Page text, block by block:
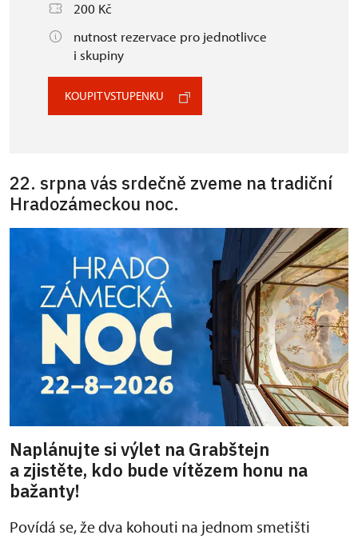
200 Kč
nutnost rezervace pro jednotlivce
i skupiny
KOUPIT VSTUPENKU
22. srpna vás srdečně zveme na tradiční
Hradozámeckou noc.
Naplánujte si výlet na Grabštejn
a zjistěte, kdo bude vítězem honu na
bažanty!
Povídá se, že dva kohouti na jednom smetišti